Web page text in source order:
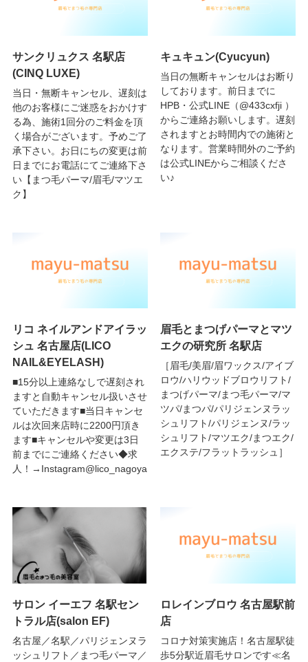
サンクリュクス 名駅店
(CINQ LUXE)
当日・無断キャンセル、遅刻は
他のお客様にご迷惑をおかけす
る為、施術1回分のご料金を頂
く場合がございます。予めご了
承下さい。お日にちの変更は前
日までにお電話にてご連絡下さ
い【まつ毛パーマ/眉毛/マツエ
ク】
キュキュン(Cyucyun)
当日の無断キャンセルはお断り
しております。前日までに
HPB・公式LINE（@433cxfji ）
からご連絡お願いします。遅刻
されますとお時間内での施術と
なります。営業時間外のご予約
は公式LINEからご相談くださ
い♪
リコ ネイルアンドアイラッ
シュ 名古屋店(LICO
NAIL&EYELASH)
■15分以上連絡なしで遅刻され
ますと自動キャンセル扱いさせ
ていただきます■当日キャンセ
ルは次回来店時に2200円頂き
ます■キャンセルや変更は3日
前までにご連絡ください◆求
人！→Instagram@lico_nagoya
眉毛とまつげパーマとマツ
エクの研究所 名駅店
［眉毛/美眉/眉ワックス/アイブ
ロウ/ハリウッドブロウリフト/
まつげパーマ/まつ毛パーマ/マ
ツパ/まつパ/パリジェンヌラッ
シュリフト/パリジェンヌ/ラッ
シュリフト/マツエク/まつエク/
エクステ/フラットラッシュ］
サロン イーエフ 名駅セン
トラル店(salon EF)
名古屋／名駅／パリジェンヌラ
ッシュリフト／まつ毛パーマ／
ロレインブロウ 名古屋駅前
店
コロナ対策実施店！名古屋駅徒
歩5分駅近眉毛サロンです≪名